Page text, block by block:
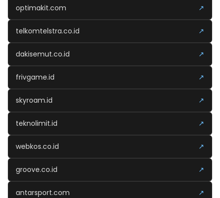
optimakit.com ↗
telkomtelstra.co.id ↗
dakisemut.co.id ↗
frivgame.id ↗
skyroam.id ↗
teknolimit.id ↗
webkos.co.id ↗
groove.co.id ↗
antarsport.com ↗